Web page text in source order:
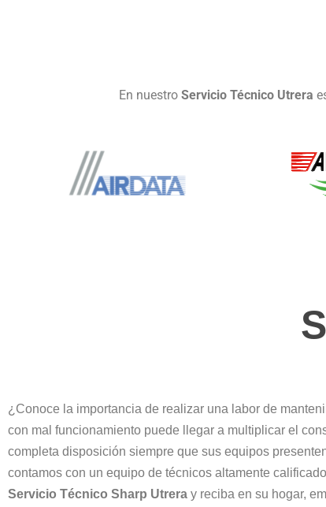
En nuestro Servicio Técnico Utrera
¿Conoce la importancia de realizar una labor de
con mal funcionamiento puede llegar a multiplicar el
completa disposición siempre que sus equipos
contamos con un equipo de técnicos altamente
Servicio Técnico Sharp Utrera y reciba en su hogar,